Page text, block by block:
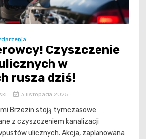
Czyszczenie
w
rusza dziś!
3 listopada 2025
Brzezin stoją tymczasowe
z czyszczeniem kanalizacji
ulicznych. Akcja, zaplanowana